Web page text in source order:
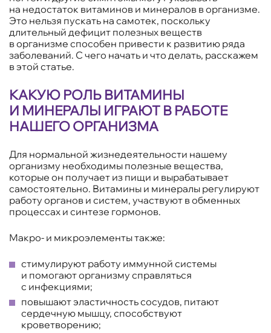
на недостаток витаминов и минералов в организме.
Это нельзя пускать на самотек, поскольку
длительный дефицит полезных веществ
в организме способен привести к развитию ряда
заболеваний. С чего начать и что делать, расскажем
в этой статье.
КАКУЮ РОЛЬ ВИТАМИНЫ
И МИНЕРАЛЫ ИГРАЮТ В РАБОТЕ
НАШЕГО ОРГАНИЗМА
Для нормальной жизнедеятельности нашему
организму необходимы полезные вещества,
которые он получает из пищи и вырабатывает
самостоятельно. Витамины и минералы регулируют
работу органов и систем, участвуют в обменных
процессах и синтезе гормонов.
Макро- и микроэлементы также:
стимулируют работу иммунной системы
и помогают организму справляться
с инфекциями;
повышают эластичность сосудов, питают
сердечную мышцу, способствуют
кроветворению;